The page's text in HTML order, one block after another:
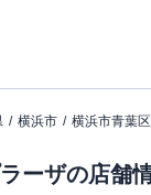
横浜市 横浜市青葉区
ーザの店舗